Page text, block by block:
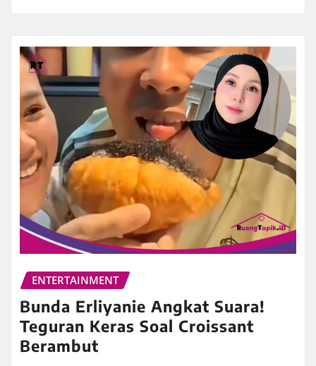
ENTERTAINMENT
Bunda Erliyanie Angkat Suara!
Teguran Keras Soal Croissant
Berambut